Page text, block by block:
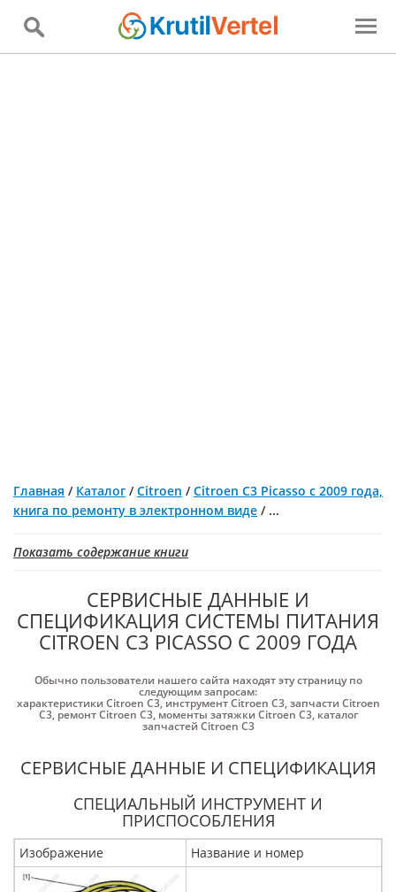
Главная / Каталог /Citroen /Citroen C3 Picasso с 2009 года,
книга по ремонту в электронном виде / ...
Показать содержание книги
СЕРВИСНЫЕ ДАННЫЕ И
СПЕЦИФИКАЦИЯ СИСТЕМЫ ПИТАНИЯ
CITROEN C3 PICASSO С 2009 ГОДА
Обычно пользователи нашего сайта находят эту страницу по
следующим запросам:
характеристики Citroen C3,инструмент Citroen C3,запчасти Citroen
C3, ремонт Citroen C3, моменты затяжки Citroen C3, каталог
запчастей Citroen C3
СЕРВИСНЫЕ ДАННЫЕ И СПЕЦИФИКАЦИЯ
СПЕЦИАЛЬНЫЙ ИНСТРУМЕНТ И
ПРИСПОСОБЛЕНИЯ
Изображение Название и номер